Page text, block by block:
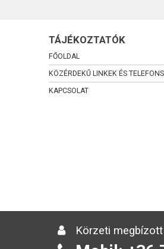
TÁJÉKOZTATÓK
FŐOLDAL
KÖZÉRDEKŰ LINKEK ÉS
KAPCSOLAT
Körzeti